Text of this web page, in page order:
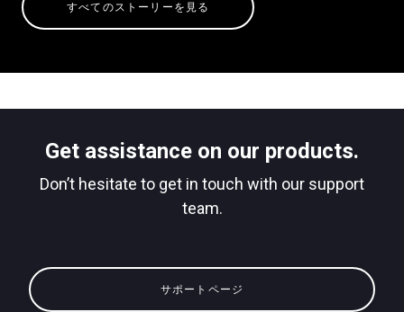
すべてのストーリーを見る
Get assistance on our products.
Don’t hesitate to get in touch with our support
team.
サポートページ
すべて